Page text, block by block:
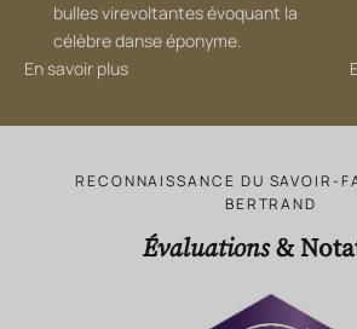
bulles virevoltantes évoquant la
célèbre danse éponyme.
En savoir plus
RECONNAISSANCE DU SAVOIR-
BERTRAND
Évaluations&